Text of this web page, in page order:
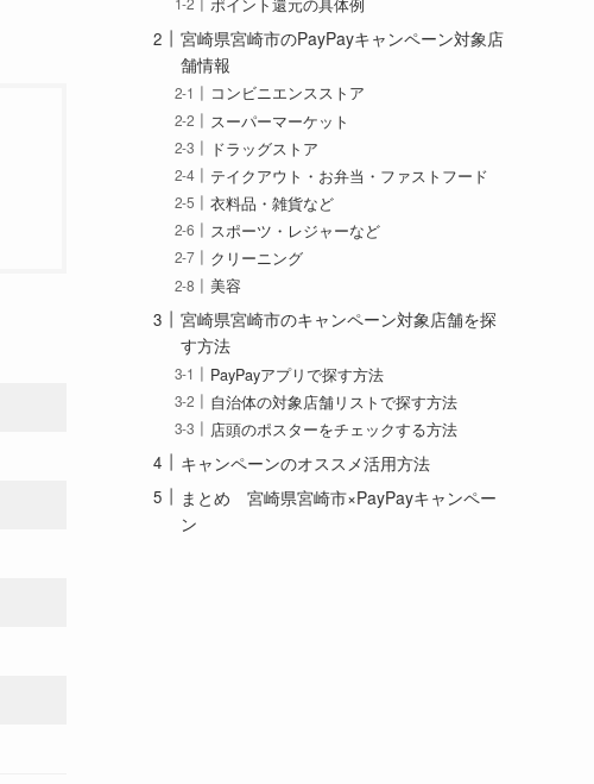
ポイント還元の具体例
宮崎県宮崎市のPayPayキャンペーン対象店
舗情報
コンビニエンスストア
スーパーマーケット
ドラッグストア
テイクアウト・お弁当・ファストフード
衣料品・雑貨など
スポーツ・レジャーなど
クリーニング
美容
宮崎県宮崎市のキャンペーン対象店舗を探
す方法
PayPayアプリで探す方法
自治体の対象店舗リストで探す方法
店頭のポスターをチェックする方法
キャンペーンのオススメ活用方法
まとめ 宮崎県宮崎市×PayPayキャンペー
ン